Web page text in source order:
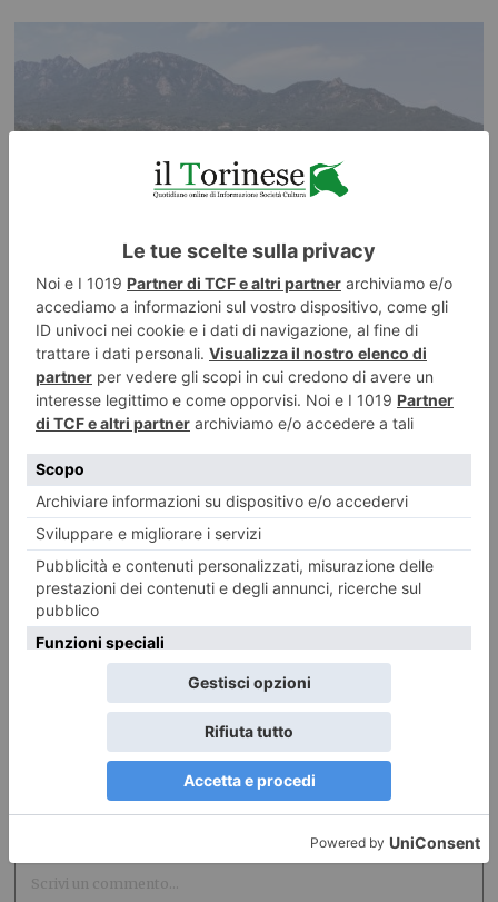
7 AGOSTO 2026
Siccità, il Piemonte chiederà lo stato di calamità naturale
ILTORINESE POST RECENTI
LASCIA UN COMMENTO